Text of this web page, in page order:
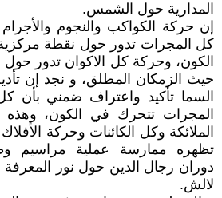
المدارية حول الشمس.
إن حركة الكواكب والنجوم
كل المجرات تدور حول نقطة
الكون، وحركة كل الاكوان تدور حول
حيث الزمكان المطلق، و نجد إن
السما تأكيد واعتراف ضمني بأن
المجرات تتحرك في الكون،
الملائكة وكل الكائنات وحركة
تظهره ممارسة عملية مراسيم
دوران رجال الدين حول نور
لالش.